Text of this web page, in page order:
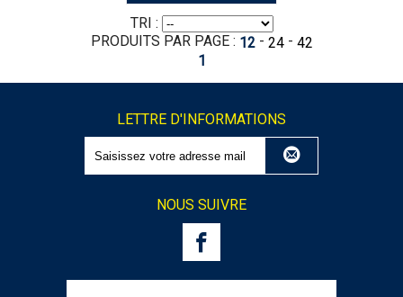
TRI :
PRODUITS PAR PAGE : 12 - 24- 42
1
LETTRE D'INFORMATIONS
NOUS SUIVRE